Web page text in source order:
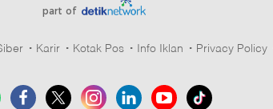
part of
Karir Kotak Pos Info Iklan Privacy Policy